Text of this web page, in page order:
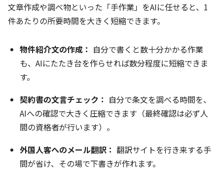
文章作成や調べ物といった「手作業」をAIに任せると、1
件あたりの所要時間を大きく短縮できます。
物件紹介文の作成： 自分で書くと数十分かかる作業
も、AIにたたき台を作らせれば数分程度に短縮できま
す。
契約書の文言チェック： 自分で条文を調べる時間を、
AIへの確認で大きく圧縮できます（最終確認は必ず人
間の資格者が行います）。
外国人客へのメール翻訳： 翻訳サイトを行き来する手
間が省け、その場で下書きが作れます。